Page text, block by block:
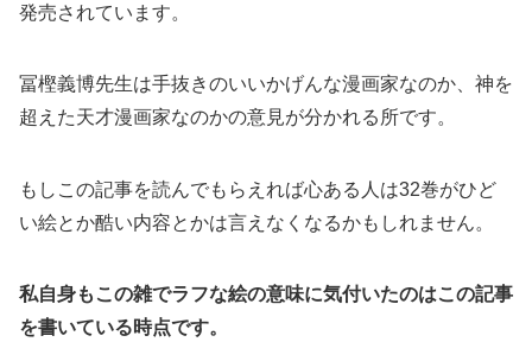
発売されています。
冨樫義博先生は手抜きのいいかげんな漫画家なのか、神を
超えた天才漫画家なのかの意見が分かれる所です。
もしこの記事を読んでもらえれば心ある人は32巻がひど
い絵とか酷い内容とかは言えなくなるかもしれません。
私自身もこの雑でラフな絵の意味に気付いたのはこの記事
を書いている時点です。